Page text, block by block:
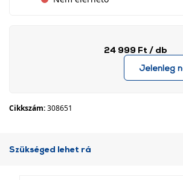
24 999 Ft / db
Jelenleg
Cikkszám:308651
Szükséged lehet rá